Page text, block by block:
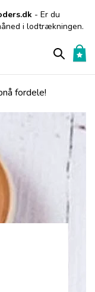
- Er du
i lodtrækningen.
fordele!